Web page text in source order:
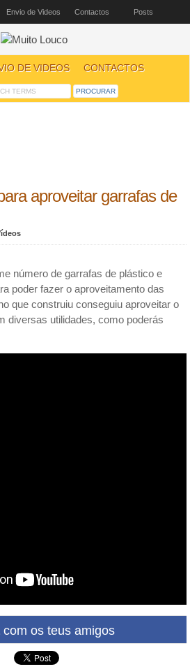
Envio de Videos Contactos Posts
DE VIDEOS CONTACTOS
aproveitar garrafas de
número de garrafas de plástico e
poder fazer o aproveitamento das
que construiu conseguiu aproveitar o
diversas utilidades, como poderás
com os teus amigos